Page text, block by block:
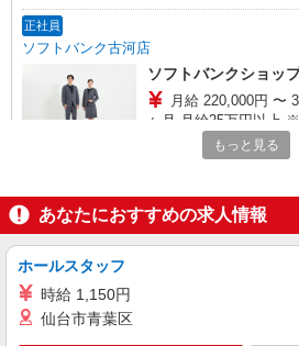
正社員
ソフトバンク古河店
ソフトバンクショッ
月給 220,000円 〜
ヶ月 月給25万円以上 ※経
期間】月給 220000 円
■ソフトバンク古
キープ
派遣社員
株式会社日本パーソナルビジネス 首都圏
≪携帯販売｜家電量
もっと見る
あなたにおすすめの求人情報
ホールスタッフ
時給 1,150円
仙台市青葉区